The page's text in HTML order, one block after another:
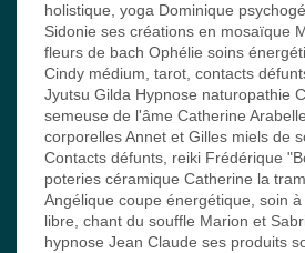
holistique, yoga Dominique
Sidonie ses créations en mosaïque
fleurs de bach Ophélie soins
Cindy médium, tarot, contacts
Jyutsu Gilda Hypnose naturopathie
semeuse de l'âme Catherine
corporelles Annet et Gilles miels de
Contacts défunts, reiki Frédérique
poteries céramique Catherine la
Angélique coupe énergétique, soin
libre, chant du souffle Marion et
hypnose Jean Claude ses produits